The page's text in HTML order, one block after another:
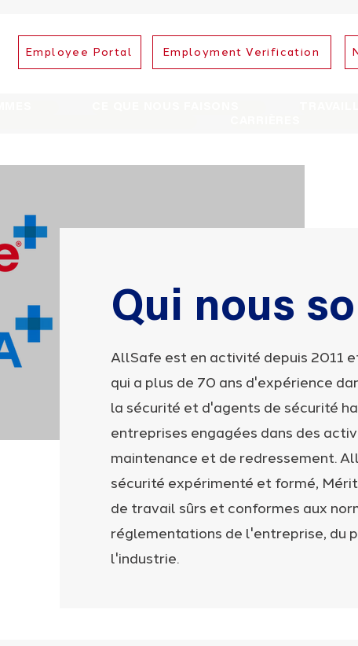
Employee Portal Employment Verification
Qui nous
AllSafe est en activité depuis 2011
qui a plus de 70 ans d'expérience
la sécurité et d'agents de sécurité
entreprises engagées dans des
maintenance et de redressement.
sécurité expérimenté et formé,
de travail sûrs et conformes aux
réglementations de l'entreprise, du
l'industrie.